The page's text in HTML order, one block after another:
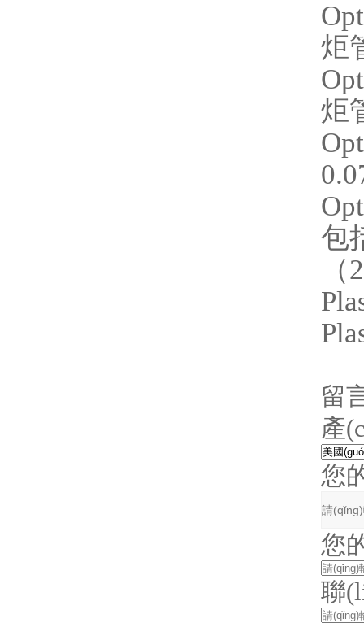
炬
炬
包
留
產
您
您
聯